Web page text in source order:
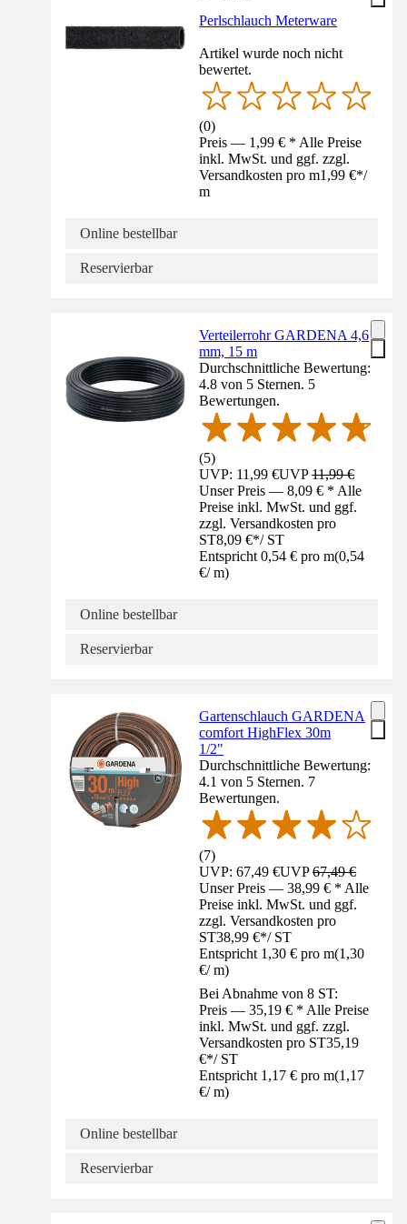
Perlschlauch Meterware
Artikel wurde noch nicht
bewertet.
(0)
Preis — 1,99 € * Alle Preise
inkl. MwSt. und ggf. zzgl.
Versandkosten pro m1,99 €*/
m
Online bestellbar
Reservierbar
Verteilerrohr GARDENA 4,6
mm, 15 m
Durchschnittliche Bewertung:
4.8 von 5 Sternen. 5
Bewertungen.
(5)
UVP: 11,99 €UVP11,99 €
Unser Preis — 8,09 € * Alle
Preise inkl. MwSt. und ggf.
zzgl. Versandkosten pro
ST8,09 €*/ ST
Entspricht 0,54 € pro m(0,54
€/ m)
Online bestellbar
Reservierbar
Gartenschlauch GARDENA
comfort HighFlex 30m
1/2"
Durchschnittliche Bewertung:
4.1 von 5 Sternen. 7
Bewertungen.
(7)
UVP: 67,49 €UVP67,49 €
Unser Preis — 38,99 € * Alle
Preise inkl. MwSt. und ggf.
zzgl. Versandkosten pro
ST38,99 €*/ ST
Entspricht 1,30 € pro m(1,30
€/ m)
Bei Abnahme von 8 ST:
Preis — 35,19 € * Alle Preise
inkl. MwSt. und ggf. zzgl.
Versandkosten pro ST35,19
€*/ ST
Entspricht 1,17 € pro m(1,17
€/ m)
Online bestellbar
Reservierbar